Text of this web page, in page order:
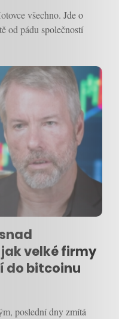
všechno. Jde o
od pádu společností
velké firmy
do bitcoinu
poslední dny zmítá